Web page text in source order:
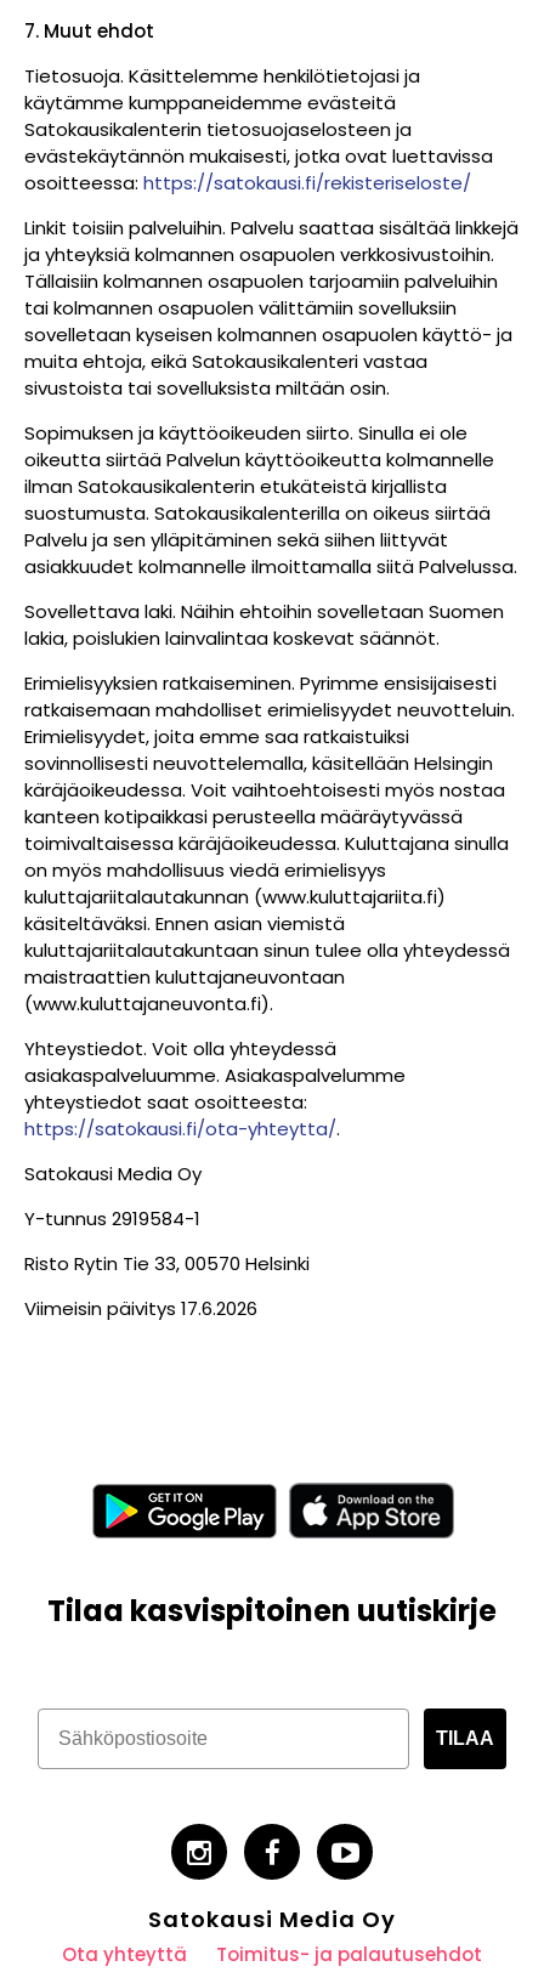
7. Muut ehdot
Tietosuoja. Käsittelemme henkilötietojasi ja
käytämme kumppaneidemme evästeitä
Satokausikalenterin tietosuojaselosteen ja
evästekäytännön mukaisesti, jotka ovat luettavissa
osoitteessa: https://satokausi.fi/rekisteriseloste/
Linkit toisiin palveluihin. Palvelu saattaa sisältää linkkejä
ja yhteyksiä kolmannen osapuolen verkkosivustoihin.
Tällaisiin kolmannen osapuolen tarjoamiin palveluihin
tai kolmannen osapuolen välittämiin sovelluksiin
sovelletaan kyseisen kolmannen osapuolen käyttö- ja
muita ehtoja, eikä Satokausikalenteri vastaa
sivustoista tai sovelluksista miltään osin.
Sopimuksen ja käyttöoikeuden siirto. Sinulla ei ole
oikeutta siirtää Palvelun käyttöoikeutta kolmannelle
ilman Satokausikalenterin etukäteistä kirjallista
suostumusta. Satokausikalenterilla on oikeus siirtää
Palvelu ja sen ylläpitäminen sekä siihen liittyvät
asiakkuudet kolmannelle ilmoittamalla siitä Palvelussa.
Sovellettava laki. Näihin ehtoihin sovelletaan Suomen
lakia, poislukien lainvalintaa koskevat säännöt.
Erimielisyyksien ratkaiseminen. Pyrimme ensisijaisesti
ratkaisemaan mahdolliset erimielisyydet neuvotteluin.
Erimielisyydet, joita emme saa ratkaistuiksi
sovinnollisesti neuvottelemalla, käsitellään Helsingin
käräjäoikeudessa. Voit vaihtoehtoisesti myös nostaa
kanteen kotipaikkasi perusteella määräytyvässä
toimivaltaisessa käräjäoikeudessa. Kuluttajana sinulla
on myös mahdollisuus viedä erimielisyys
kuluttajariitalautakunnan (www.kuluttajariita.fi)
käsiteltäväksi. Ennen asian viemistä
kuluttajariitalautakuntaan sinun tulee olla yhteydessä
maistraattien kuluttajaneuvontaan
(www.kuluttajaneuvonta.fi).
Yhteystiedot. Voit olla yhteydessä
asiakaspalveluumme. Asiakaspalvelumme
yhteystiedot saat osoitteesta:
https://satokausi.fi/ota-yhteytta/.
Satokausi Media Oy
Y-tunnus 2919584-1
Risto Rytin Tie 33, 00570 Helsinki
Viimeisin päivitys 17.6.2026
Tilaa kasvispitoinen uutiskirje
TILAA
Satokausi Media Oy
Ota yhteyttä Toimitus- ja palautusehdot